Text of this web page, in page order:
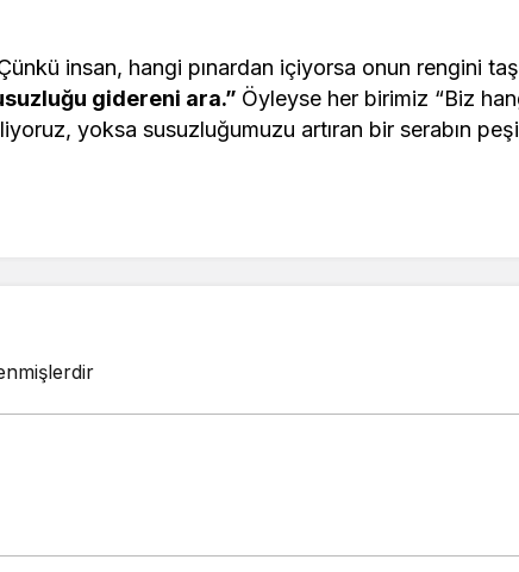
insan, hangi pınardan içiyorsa onun rengini
gidereni ara.” Öyleyse her birimiz “Biz
yoksa susuzluğumuzu artıran bir serabın